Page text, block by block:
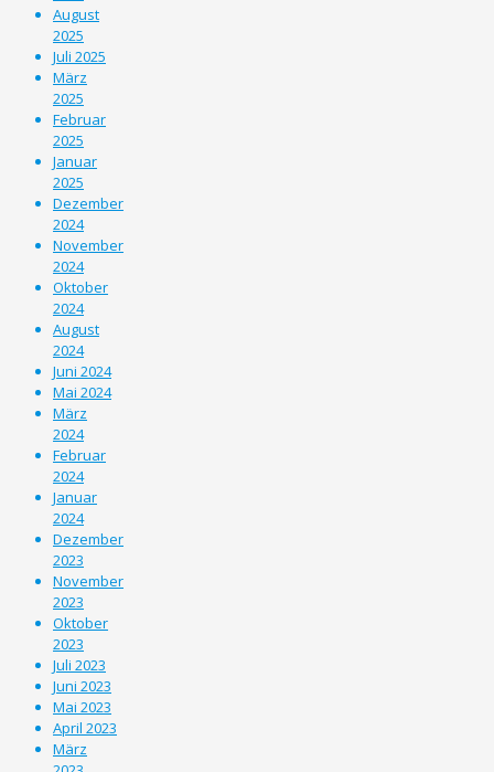
August
2025
Juli 2025
März
2025
Februar
2025
Januar
2025
Dezember
2024
November
2024
Oktober
2024
August
2024
Juni 2024
Mai 2024
März
2024
Februar
2024
Januar
2024
Dezember
2023
November
2023
Oktober
2023
Juli 2023
Juni 2023
Mai 2023
April 2023
März